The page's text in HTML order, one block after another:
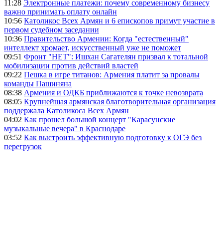
11:28 Электронные платежи: почему современному бизнесу
важно принимать оплату онлайн
10:56 Католикос Всех Армян и 6 епископов примут участие в
первом судебном заседании
10:36 Правительство Армении: Когда "естественный"
интеллект хромает, искусственный уже не поможет
09:51 Фронт "НЕТ": Ишхан Сагателян призвал к тотальной
мобилизации против действий властей
09:22 Пешка в игре титанов: Армения платит за провалы
команды Пашиняна
08:38 Армения и ОДКБ приближаются к точке невозврата
08:05 Крупнейшая армянская благотворительная организация
поддержала Католикоса Всех Армян
04:02 Как прошел большой концерт "Карасунские
музыкальные вечера" в Краснодаре
03:52 Как выстроить эффективную подготовку к ОГЭ без
перегрузок